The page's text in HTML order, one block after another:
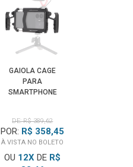
GAIOLA CAGE
PARA
SMARTPHONE
PUNHO
HANDGRIP
(PRETA)
DE: R$ 389,62
POR: R$ 358,45
À VISTA NO BOLETO
OU 12X DE R$